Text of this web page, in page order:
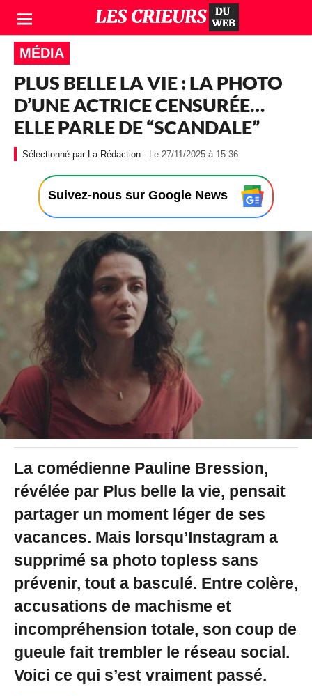
MÉDIA
PLUS BELLE LA VIE : LA PHOTO
D’UNE ACTRICE CENSURÉE…
ELLE PARLE DE “SCANDALE”
La Rédaction - Le 27/11/2025 à 15:36
2
/
1
Suivez-nous sur Google News
La comédienne Pauline Bression,
révélée par Plus belle la vie, pensait
partager un moment léger de ses
vacances. Mais lorsqu’Instagram a
supprimé sa photo topless sans
prévenir, tout a basculé. Entre colère,
accusations de machisme et
incompréhension totale, son coup de
gueule fait trembler le réseau social.
Voici ce qui s’est vraiment passé.